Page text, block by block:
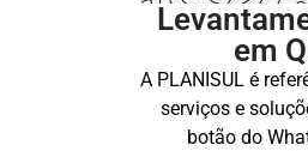
em
A PLANISUL é
serviços e
botão do